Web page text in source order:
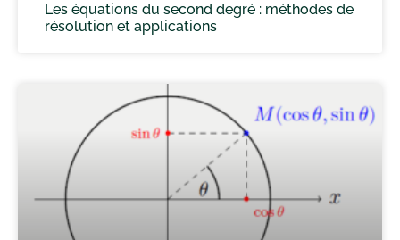
Les équations du second degré : méthodes de
résolution et applications